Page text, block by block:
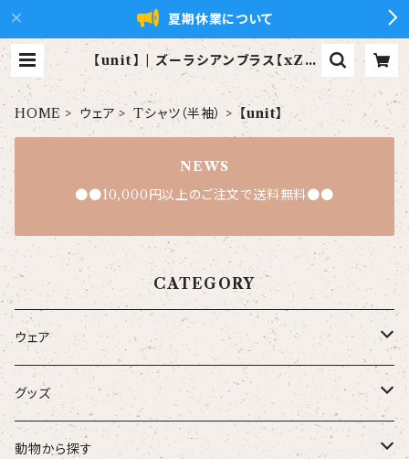
夏期休業について
【unit】 | ズーラシアンブラス【xZB
t】公式ショップ
HOME ウェア Tシャツ（半袖） 【unit】
NEWS
●●10,000円以上のご注文で送料無料●●
CATEGORY
ウェア
大人
こども
グッズ
タオル・ハンカチ
動物から探す